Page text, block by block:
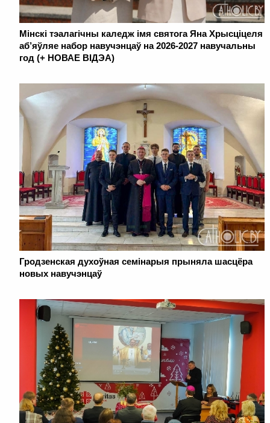
Мінскі тэалагічны каледж імя святога Яна Хрысціцеля
аб’яўляе набор навучэнцаў на 2026-2027 навучальны
год (+ НОВАЕ ВІДЭА)
Гродзенская духоўная семінарыя прыняла шасцёра
новых навучэнцаў